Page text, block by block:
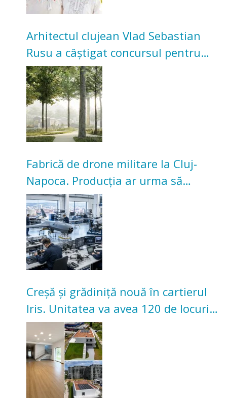
Arhitectul clujean Vlad Sebastian
Rusu a câștigat concursul pentru
transformarea Grădinii Casei
Universitarilor
Fabrică de drone militare la Cluj-
Napoca. Producția ar urma să
înceapă în toamna acestui an
Creșă și grădiniță nouă în cartierul
Iris. Unitatea va avea 120 de locuri
pentru copii